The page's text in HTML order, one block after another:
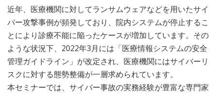
近年、医療機関に対してランサムウェアなどを用いたサイ
バー攻撃事例が頻発しており、院内システムが停止するこ
とにより診療不能に陥ったケースが増加しています。その
ような状況下、2022年3月には「医療情報システムの安全
管理ガイドライン」が改定され、医療機関にはサイバーリ
スクに対する態勢整備が一層求められています。
本セミナーでは、サイバー事故の実務経験が豊富な専門家